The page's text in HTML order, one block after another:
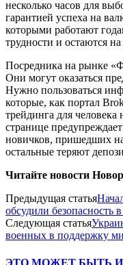
несколько часов для
гарантией успеха на
которыми работают
трудности и остаются
Посредника на рынке
Они могут оказаться
Нужно пользоваться
которые, как портал
трейдинга для
странице
новичков, пришедших
остальные теряют
Читайте новости
Предыдущая статья
обсудили безопасность
Следующая статья
военных в поддержку
ЭТО МОЖЕТ БЫТЬ